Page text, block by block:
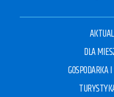
DLA
GOSPODARKA